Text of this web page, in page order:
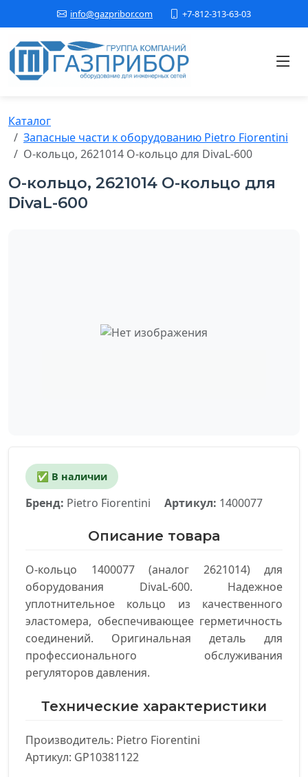
info@gazpribor.com +7-812-313-63-03
Каталог
Запасные части к оборудованию Pietro Fiorentini
О-кольцо, 2621014 О-кольцо для DivaL-600
О-кольцо, 2621014 О-кольцо для
DivaL-600
✅ В наличии
Бренд: Pietro Fiorentini Артикул: 1400077
Описание товара
О-кольцо 1400077 (аналог 2621014) для
оборудования DivaL-600. Надежное
уплотнительное кольцо из качественного
эластомера, обеспечивающее герметичность
соединений. Оригинальная деталь для
профессионального обслуживания
регуляторов давления.
Технические характеристики
Производитель: Pietro Fiorentini
Артикул: GP10381122